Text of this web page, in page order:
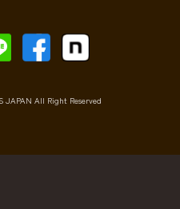
JAPAN All Right Reserved